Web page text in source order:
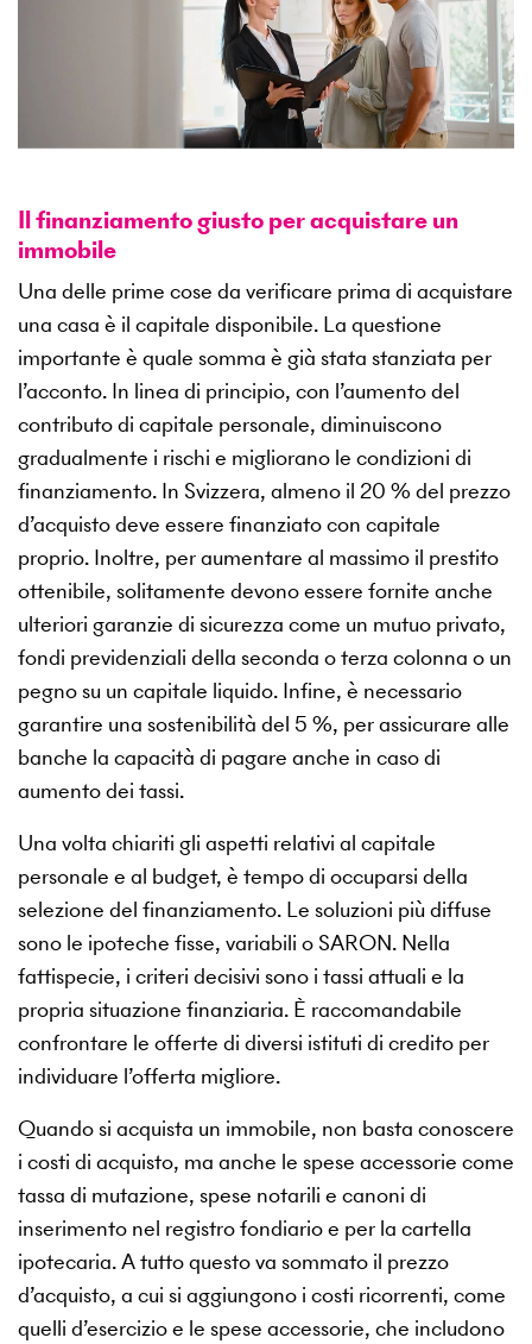
Il finanziamento giusto per acquistare un
immobile
Una delle prime cose da verificare prima di acquistare
una casa è il capitale disponibile. La questione
importante è quale somma è già stata stanziata per
l’acconto. In linea di principio, con l’aumento del
contributo di capitale personale, diminuiscono
gradualmente i rischi e migliorano le condizioni di
finanziamento. In Svizzera, almeno il 20 % del prezzo
d’acquisto deve essere finanziato con capitale
proprio. Inoltre, per aumentare al massimo il prestito
ottenibile, solitamente devono essere fornite anche
ulteriori garanzie di sicurezza come un mutuo privato,
fondi previdenziali della seconda o terza colonna o un
pegno su un capitale liquido. Infine, è necessario
garantire una sostenibilità del 5 %, per assicurare alle
banche la capacità di pagare anche in caso di
aumento dei tassi.
Una volta chiariti gli aspetti relativi al capitale
personale e al budget, è tempo di occuparsi della
selezione del finanziamento. Le soluzioni più diffuse
sono le ipoteche fisse, variabili o SARON. Nella
fattispecie, i criteri decisivi sono i tassi attuali e la
propria situazione finanziaria. È raccomandabile
confrontare le offerte di diversi istituti di credito per
individuare l’offerta migliore.
Quando si acquista un immobile, non basta conoscere
i costi di acquisto, ma anche le spese accessorie come
tassa di mutazione, spese notarili e canoni di
inserimento nel registro fondiario e per la cartella
ipotecaria. A tutto questo va sommato il prezzo
d’acquisto, a cui si aggiungono i costi ricorrenti, come
quelli d’esercizio e le spese accessorie, che includono